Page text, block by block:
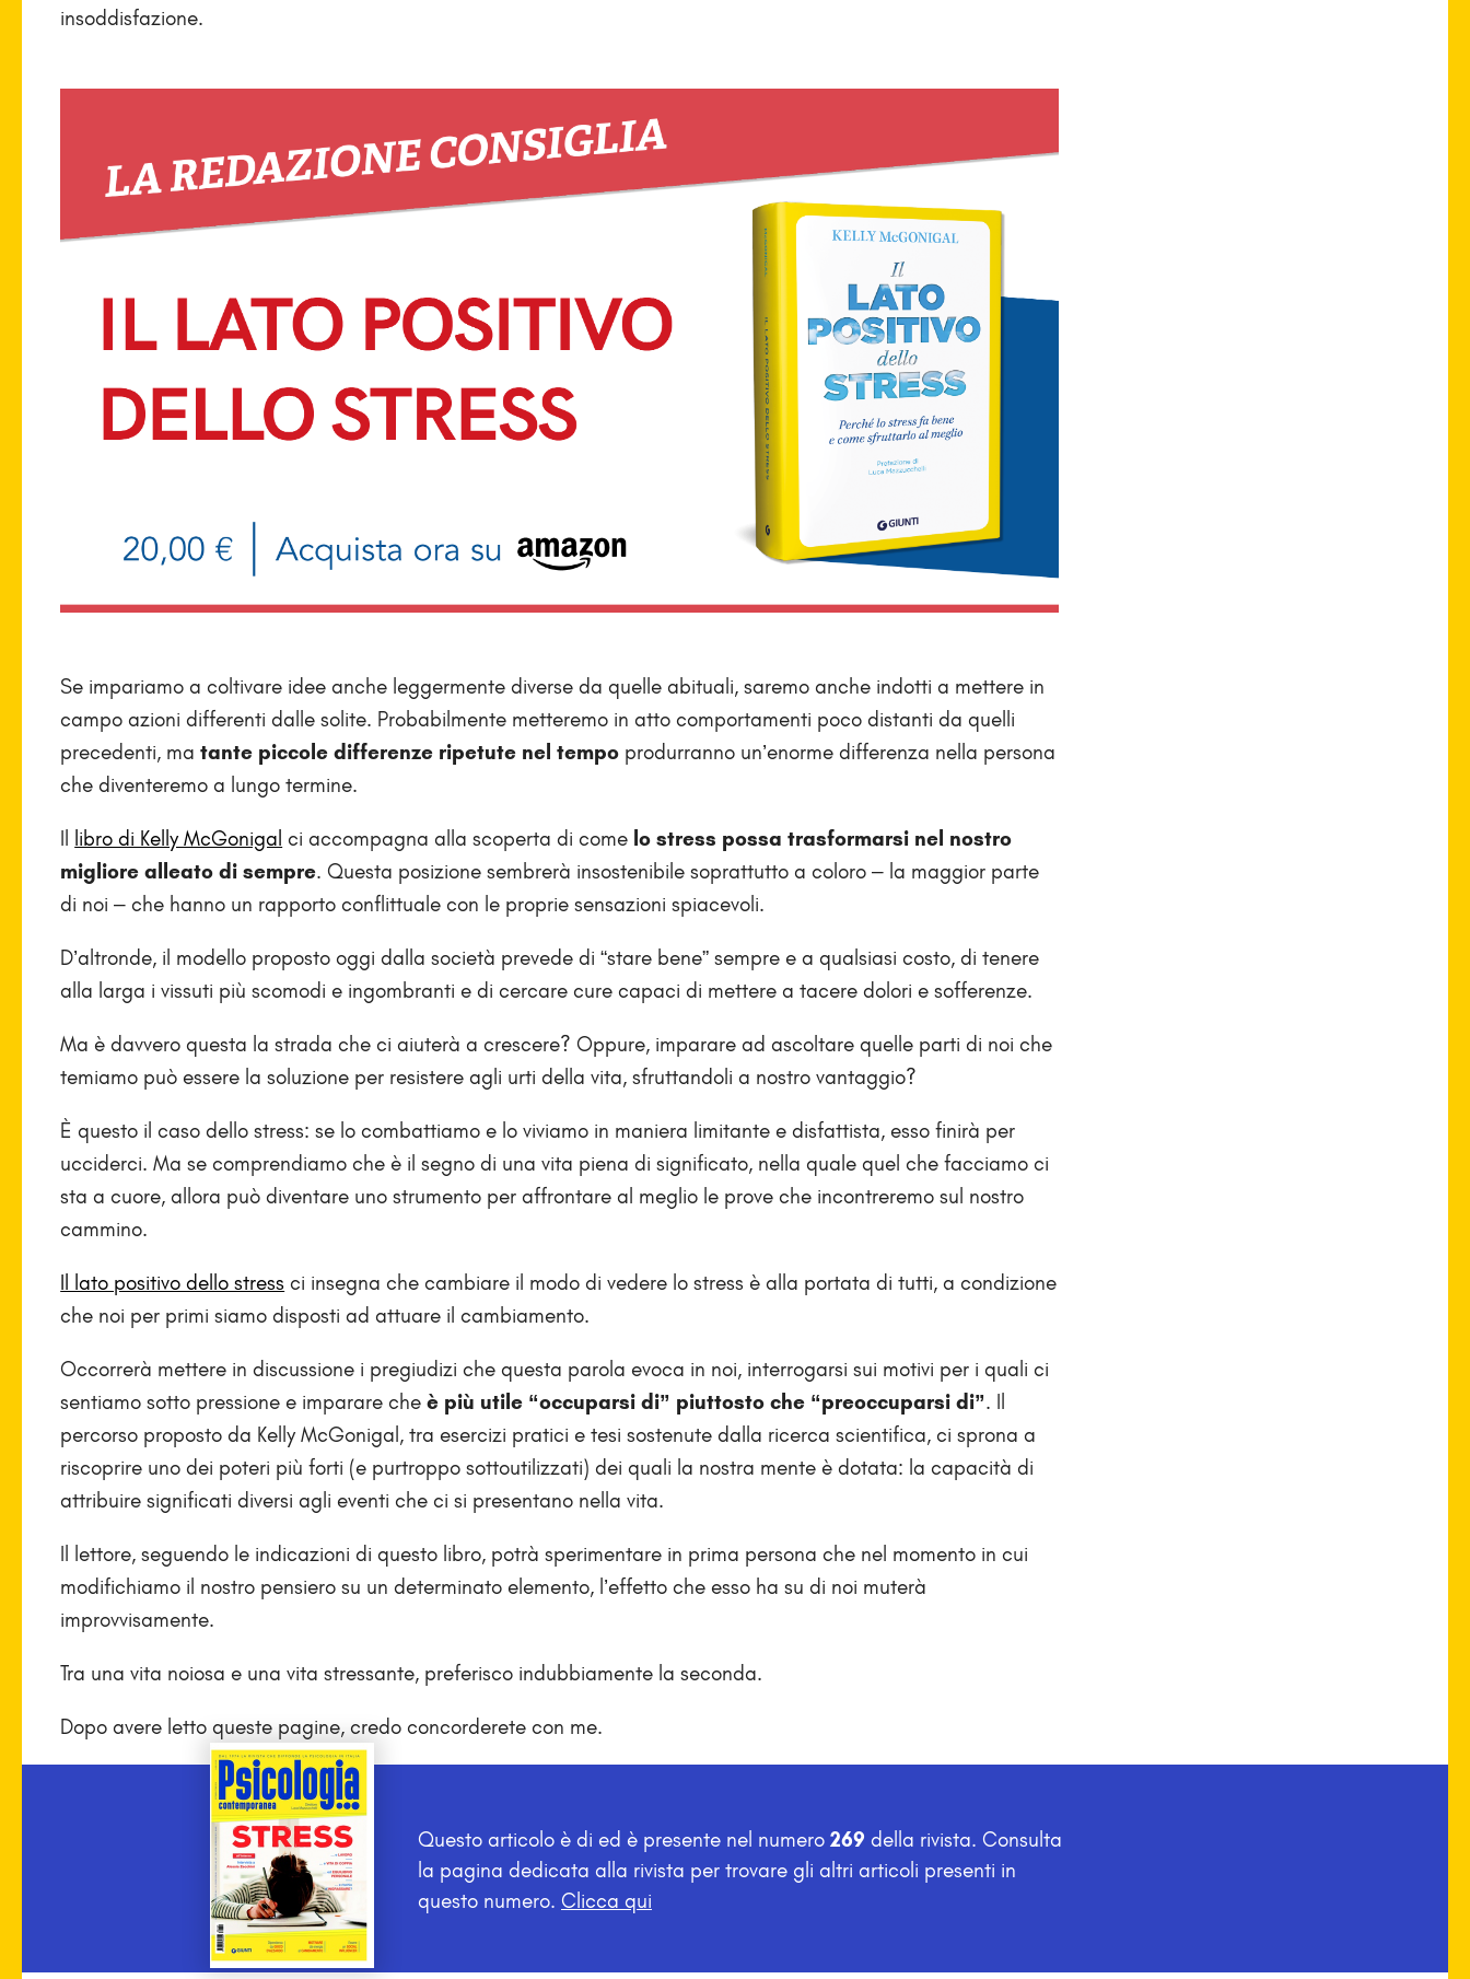
insoddisfazione.
Se impariamo a coltivare idee anche leggermente diverse da quelle abituali, saremo anche indotti a mettere in
campo azioni differenti dalle solite. Probabilmente metteremo in atto comportamenti poco distanti da quelli
precedenti, matante piccole differenze ripetute nel tempo produrranno un’enorme differenza nella persona
che diventeremo a lungo termine.
Il libro di Kelly McGonigal ci accompagna alla scoperta di come lo stress possa trasformarsi nel nostro
migliore alleato di sempre. Questa posizione sembrerà insostenibile soprattutto a coloro – la maggior parte
di noi – che hanno un rapporto conflittuale con le proprie sensazioni spiacevoli.
D’altronde, il modello proposto oggi dalla società prevede di “stare bene” sempre e a qualsiasi costo, di tenere
alla larga i vissuti più scomodi e ingombranti e di cercare cure capaci di mettere a tacere dolori e sofferenze.
Ma è davvero questa la strada che ci aiuterà a crescere? Oppure, imparare ad ascoltare quelle parti di noi che
temiamo può essere la soluzione per resistere agli urti della vita, sfruttandoli a nostro vantaggio?
È questo il caso dello stress: se lo combattiamo e lo viviamo in maniera limitante e disfattista, esso finirà per
ucciderci. Ma se comprendiamo che è il segno di una vita piena di significato, nella quale quel che facciamo ci
sta a cuore, allora può diventare uno strumento per affrontare al meglio le prove che incontreremo sul nostro
cammino.
Il lato positivo dello stress ci insegna che cambiare il modo di vedere lo stress è alla portata di tutti, a condizione
che noi per primi siamo disposti ad attuare il cambiamento.
Occorrerà mettere in discussione i pregiudizi che questa parola evoca in noi, interrogarsi sui motivi per i quali ci
sentiamo sotto pressione e imparare cheè più utile “occuparsi di” piuttosto che “preoccuparsi di”. Il
percorso proposto da Kelly McGonigal, tra esercizi pratici e tesi sostenute dalla ricerca scientifica, ci sprona a
riscoprire uno dei poteri più forti (e purtroppo sottoutilizzati) dei quali la nostra mente è dotata: la capacità di
attribuire significati diversi agli eventi che ci si presentano nella vita.
Il lettore, seguendo le indicazioni di questo libro, potrà sperimentare in prima persona che nel momento in cui
modifichiamo il nostro pensiero su un determinato elemento, l’effetto che esso ha su di noi muterà
improvvisamente.
Tra una vita noiosa e una vita stressante, preferisco indubbiamente la seconda.
Dopo avere letto queste pagine, credo concorderete con me.
Questo articolo è di ed è presente nel numero 269 della rivista. Consulta
la pagina dedicata alla rivista per trovare gli altri articoli presenti in
questo numero. Clicca qui